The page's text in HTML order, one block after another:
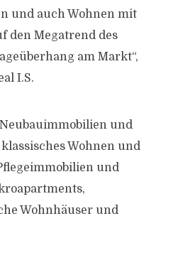
und auch Wohnen mit
den Megatrend des
am Markt“,
I.S.
und
Wohnen und
und
Wohnhäuser und